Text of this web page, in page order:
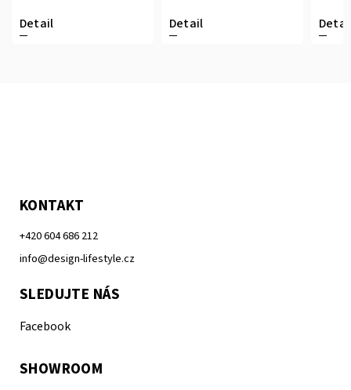
KONTAKT
+420 604 686 212
info@design-lifestyle.cz
SLEDUJTE NÁS
Facebook
SHOWROOM